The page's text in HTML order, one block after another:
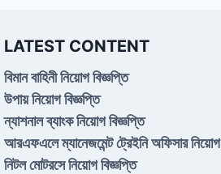
LATEST CONTENT
বিমান বাহিনী নিয়োগ বিজ্ঞপ্তি
উপায় নিয়োগ বিজ্ঞপ্তি
ন্যাশনাল ব্যাংক নিয়োগ বিজ্ঞপ্তি
আরএফএলে ম্যানেজমেন্ট ট্রেইনি অফিসার নিয়োগ
নিটল মোটরসে নিয়োগ বিজ্ঞপ্তি